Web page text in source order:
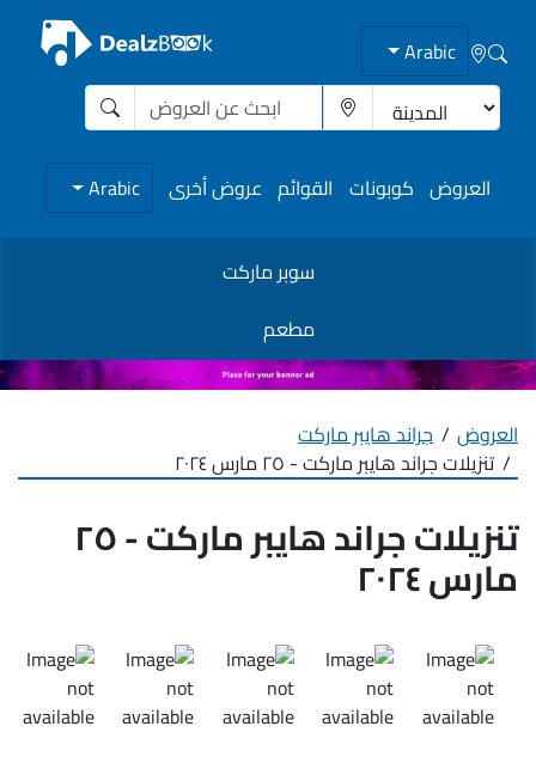
Arabic
العروض كوبونات القوائم عروض أخرى Arabic
سوبر ماركت
مطعم
العروض
جراند هايبر ماركت
تنزيلات جراند هايبر ماركت - ٢٥ مارس ٢٠٢٤
تنزيلات جراند هايبر ماركت - ٢٥
مارس ٢٠٢٤